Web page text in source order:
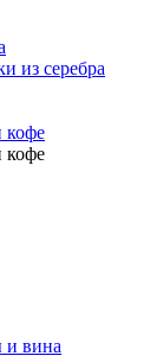
из серебра
кофе
кофе
и вина